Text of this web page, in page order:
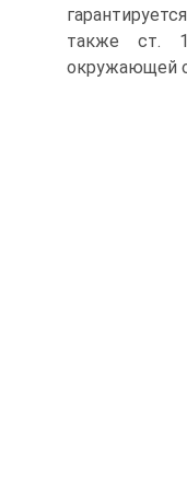
также ст.
окружающей